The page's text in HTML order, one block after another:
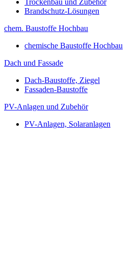
Trockenbau und Zubehör
Brandschutz-Lösungen
chem. Baustoffe Hochbau
chemische Baustoffe Hochbau
Dach und Fassade
Dach-Baustoffe, Ziegel
Fassaden-Baustoffe
PV-Anlagen und Zubehör
PV-Anlagen, Solaranlagen